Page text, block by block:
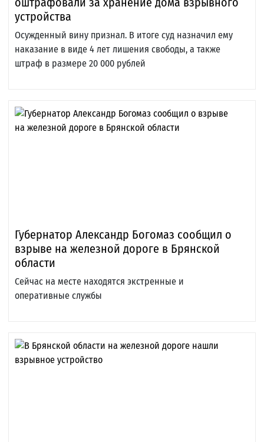
устройства
Осужденный вину признал. В итоге суд назначил ему
наказание в виде 4 лет лишения свободы, а также
штраф в размере 20 000 рублей
Губернатор Александр Богомаз сообщил о
взрыве на железной дороге в Брянской
области
Сейчас на месте находятся экстренные и
оперативные службы